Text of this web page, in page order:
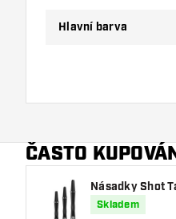
Hlavní barva
ČASTO
Násadky Shot
Skladem